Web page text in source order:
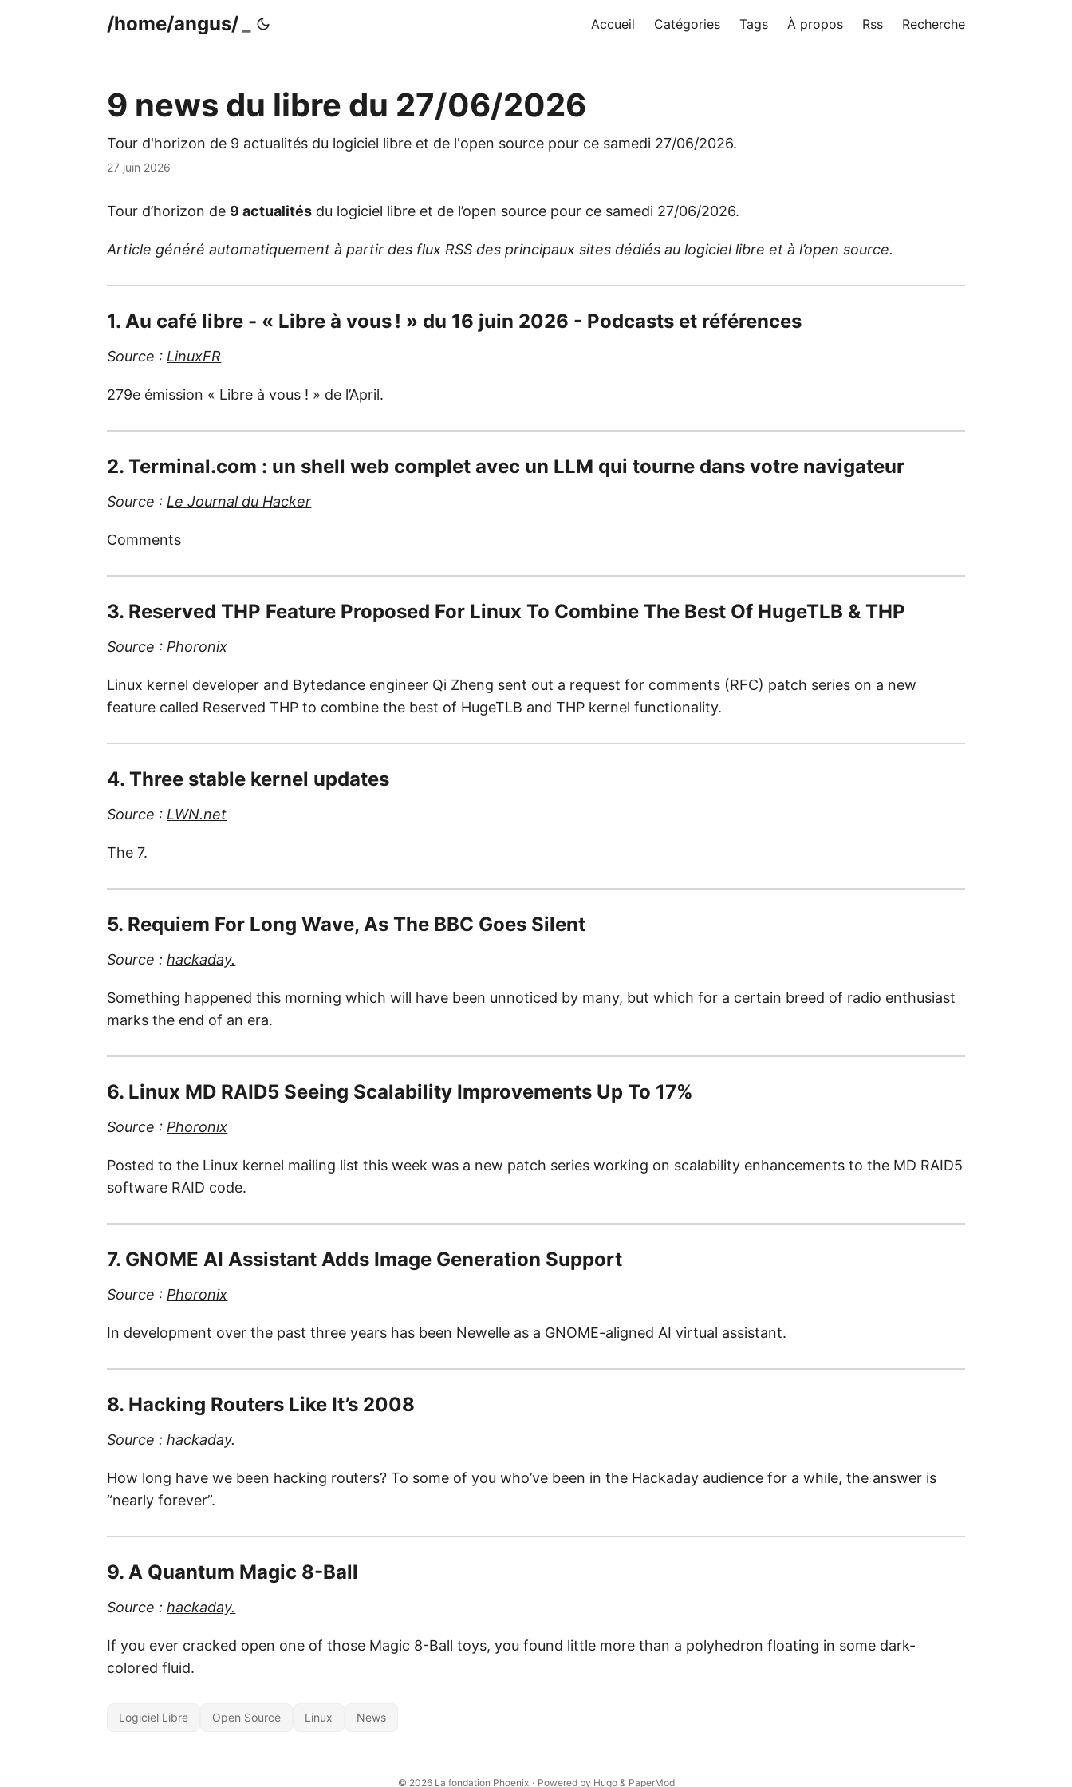
/home/angus/ Accueil Catégories Tags À propos Rss Recherche
9 news du libre du 27/06/2026
Tour d'horizon de 9 actualités du logiciel libre et de l'open source pour ce samedi 27/06/2026.
27 juin 2026
Tour d’horizon de 9 actualités du logiciel libre et de l’open source pour ce samedi 27/06/2026.
Article généré automatiquement à partir des flux RSS des principaux sites dédiés au logiciel libre et à l’open source.
1. Au café libre - « Libre à vous ! » du 16 juin 2026 - Podcasts et références
Source : LinuxFR
279e émission « Libre à vous ! » de l’April.
2. Terminal.com : un shell web complet avec un LLM qui tourne dans votre navigateur
Source : Le Journal du Hacker
Comments
3. Reserved THP Feature Proposed For Linux To Combine The Best Of HugeTLB & THP
Source : Phoronix
Linux kernel developer and Bytedance engineer Qi Zheng sent out a request for comments (RFC) patch series on a new
feature called Reserved THP to combine the best of HugeTLB and THP kernel functionality.
4. Three stable kernel updates
Source : LWN.net
The 7.
5. Requiem For Long Wave, As The BBC Goes Silent
Source :hackaday.
Something happened this morning which will have been unnoticed by many, but which for a certain breed of radio enthusiast
marks the end of an era.
6. Linux MD RAID5 Seeing Scalability Improvements Up To 17%
Source : Phoronix
Posted to the Linux kernel mailing list this week was a new patch series working on scalability enhancements to the MD RAID5
software RAID code.
7. GNOME AI Assistant Adds Image Generation Support
Source : Phoronix
In development over the past three years has been Newelle as a GNOME-aligned AI virtual assistant.
8. Hacking Routers Like It’s 2008
Source :hackaday.
How long have we been hacking routers? To some of you who’ve been in the Hackaday audience for a while, the answer is
“nearly forever”.
9. A Quantum Magic 8-Ball
Source :hackaday.
If you ever cracked open one of those Magic 8-Ball toys, you found little more than a polyhedron floating in some dark-
colored fluid.
Logiciel Libre Open Source Linux News
© 2026 La fondation Phoenix · Powered by Hugo& PaperMod